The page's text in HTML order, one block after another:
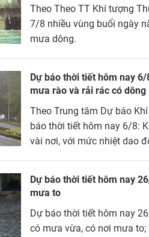
Theo Theo TT Khí tượng
7/8 nhiều vùng buổi ngày
mưa dông.
Dự báo thời tiết hôm nay
mưa rào và rải rác có dông
Theo Trung tâm Dự báo
báo thời tiết hôm nay 6/8:
vài nơi, với mức nhiệt dao
Dự báo thời tiết hôm nay
mưa to
Dự báo thời tiết hôm nay
có mưa vừa, có nơi mưa